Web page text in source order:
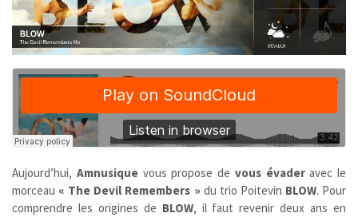
Aujourd’hui, Amnusiquevous propose de vous évaderavec le
morceau « The Devil Remembers » du trio Poitevin BLOW. Pour
comprendre les origines de BLOW, il faut revenir deux ans en